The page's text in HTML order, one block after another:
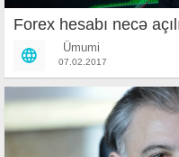
Forex hesabı necə
Ümumi
07.02.2017